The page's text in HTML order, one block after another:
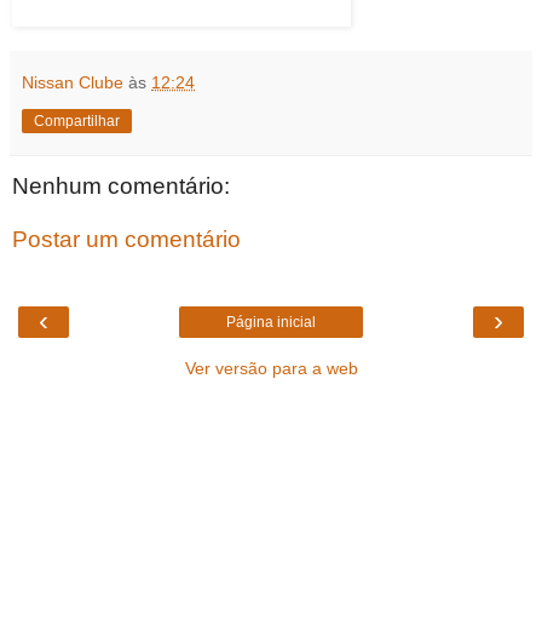
Nissan Clube às 12:24
Compartilhar
Nenhum comentário:
Postar um comentário
‹ ›
Página inicial
Ver versão para a web